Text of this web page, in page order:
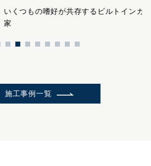
存するビルトインガレージの
施工事例一覧